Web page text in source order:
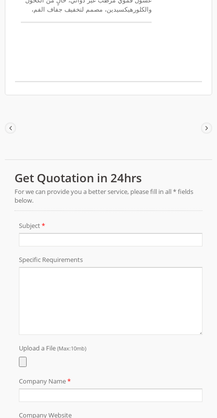
الرعاية الداعمة لمرضى الأورام ومشاريع العلامات
التجارية الخاصة / تصنيع المعدات الأصلية. نظام
إدارة الجودة / إدارة الغذاء والدواء الصينية /
والكلورهيكسيدين، مصمم لتخفيف جفاف الفم،